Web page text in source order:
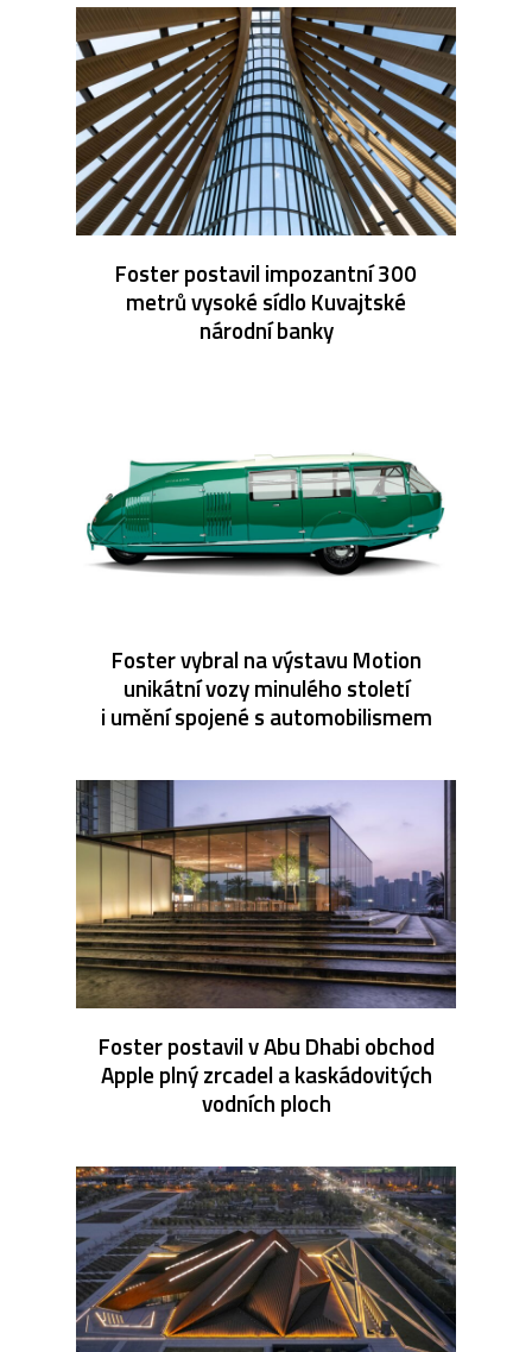
Foster postavil impozantní 300
metrů vysoké sídlo Kuvajtské
národní banky
Foster vybral na výstavu Motion
unikátní vozy minulého století
i umění spojené s automobilismem
Foster postavil v Abu Dhabi obchod
Apple plný zrcadel a kaskádovitých
vodních ploch